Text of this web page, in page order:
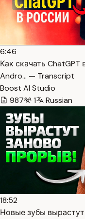
6:46
Как скачать
Andro… — Transcript
Boost AI Studio
987
1 Russian
18:52
Новые зубы